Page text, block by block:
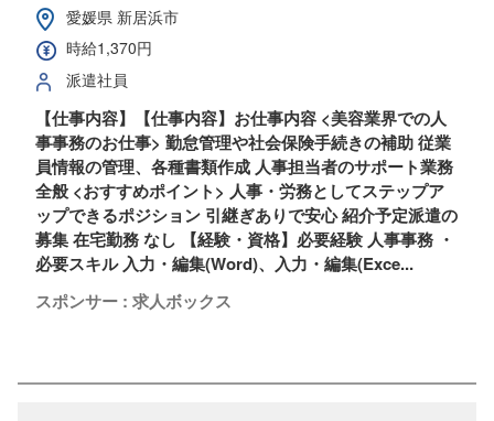
愛媛県 新居浜市
時給1,370円
派遣社員
【仕事内容】【仕事内容】お仕事内容 <美容業界での人
事事務のお仕事> 勤怠管理や社会保険手続きの補助 従業
員情報の管理、各種書類作成 人事担当者のサポート業務
全般 <おすすめポイント> 人事・労務としてステップア
ップできるポジション 引継ぎありで安心 紹介予定派遣の
募集 在宅勤務 なし 【経験・資格】必要経験 人事事務 ・
必要スキル 入力・編集(Word)、入力・編集(Exce...
スポンサー : 求人ボックス